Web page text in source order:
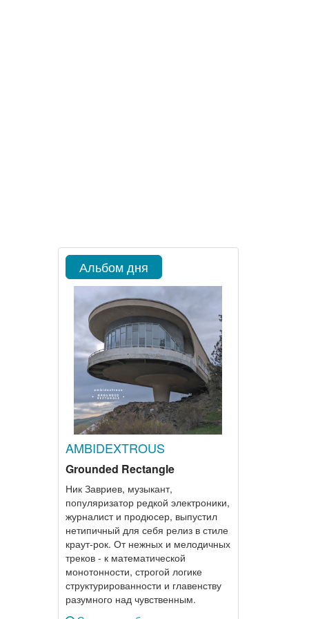
Альбом дня
AMBIDEXTROUS
Grounded Rectangle
Ник Завриев, музыкант,
популяризатор редкой электроники,
журналист и продюсер, выпустил
нетипичный для себя релиз в стиле
краут-рок. От нежных и мелодичных
треков - к математической
монотонности, строгой логике
структурированности и главенству
разумного над чувственным.